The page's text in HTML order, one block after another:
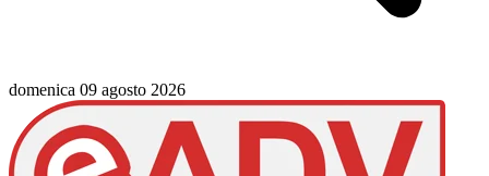
domenica 09 agosto 2026